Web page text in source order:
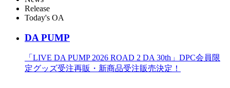
Release
Today's OA
DA PUMP
「LIVE DA PUMP 2026 ROAD 2 DA 30th」DPC会員限
定グッズ受注再販・新商品受注販売決定！